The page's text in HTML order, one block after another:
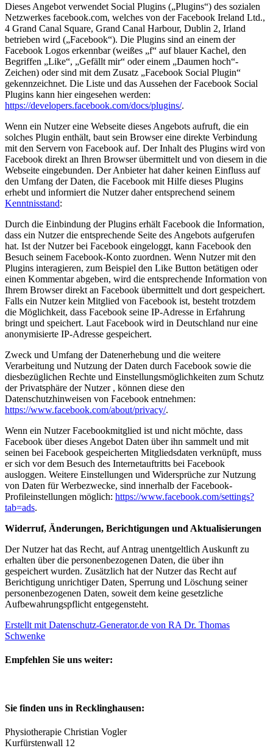
Dieses Angebot verwendet Social Plugins („Plugins“) des sozialen
Netzwerkes facebook.com, welches von der Facebook Ireland Ltd.,
4 Grand Canal Square, Grand Canal Harbour, Dublin 2, Irland
betrieben wird („Facebook“). Die Plugins sind an einem der
Facebook Logos erkennbar (weißes „f“ auf blauer Kachel, den
Begriffen „Like“, „Gefällt mir“ oder einem „Daumen hoch“-
Zeichen) oder sind mit dem Zusatz „Facebook Social Plugin“
gekennzeichnet. Die Liste und das Aussehen der Facebook Social
Plugins kann hier eingesehen werden:
https://developers.facebook.com/docs/plugins/.
Wenn ein Nutzer eine Webseite dieses Angebots aufruft, die ein
solches Plugin enthält, baut sein Browser eine direkte Verbindung
mit den Servern von Facebook auf. Der Inhalt des Plugins wird von
Facebook direkt an Ihren Browser übermittelt und von diesem in die
Webseite eingebunden. Der Anbieter hat daher keinen Einfluss auf
den Umfang der Daten, die Facebook mit Hilfe dieses Plugins
erhebt und informiert die Nutzer daher entsprechend seinem
Kenntnisstand:
Durch die Einbindung der Plugins erhält Facebook die Information,
dass ein Nutzer die entsprechende Seite des Angebots aufgerufen
hat. Ist der Nutzer bei Facebook eingeloggt, kann Facebook den
Besuch seinem Facebook-Konto zuordnen. Wenn Nutzer mit den
Plugins interagieren, zum Beispiel den Like Button betätigen oder
einen Kommentar abgeben, wird die entsprechende Information von
Ihrem Browser direkt an Facebook übermittelt und dort gespeichert.
Falls ein Nutzer kein Mitglied von Facebook ist, besteht trotzdem
die Möglichkeit, dass Facebook seine IP-Adresse in Erfahrung
bringt und speichert. Laut Facebook wird in Deutschland nur eine
anonymisierte IP-Adresse gespeichert.
Zweck und Umfang der Datenerhebung und die weitere
Verarbeitung und Nutzung der Daten durch Facebook sowie die
diesbezüglichen Rechte und Einstellungsmöglichkeiten zum Schutz
der Privatsphäre der Nutzer , können diese den
Datenschutzhinweisen von Facebook entnehmen:
https://www.facebook.com/about/privacy/.
Wenn ein Nutzer Facebookmitglied ist und nicht möchte, dass
Facebook über dieses Angebot Daten über ihn sammelt und mit
seinen bei Facebook gespeicherten Mitgliedsdaten verknüpft, muss
er sich vor dem Besuch des Internetauftritts bei Facebook
ausloggen. Weitere Einstellungen und Widersprüche zur Nutzung
von Daten für Werbezwecke, sind innerhalb der Facebook-
Profileinstellungen möglich: https://www.facebook.com/settings?
tab=ads.
Widerruf, Änderungen, Berichtigungen und Aktualisierungen
Der Nutzer hat das Recht, auf Antrag unentgeltlich Auskunft zu
erhalten über die personenbezogenen Daten, die über ihn
gespeichert wurden. Zusätzlich hat der Nutzer das Recht auf
Berichtigung unrichtiger Daten, Sperrung und Löschung seiner
personenbezogenen Daten, soweit dem keine gesetzliche
Aufbewahrungspflicht entgegensteht.
Erstellt mit Datenschutz-Generator.de von RA Dr. Thomas
Schwenke
Empfehlen Sie uns weiter:
Sie finden uns in Recklinghausen:
Physiotherapie Christian Vogler
Kurfürstenwall 12